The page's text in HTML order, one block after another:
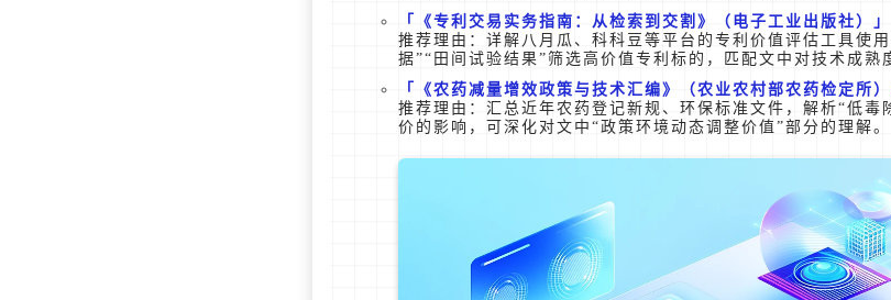
《专利交易实务指南：从检索到交割》（电子工业出版社）
推荐理由：详解八月瓜、科科豆等平台的专利价值评估工具使
据”“田间试验结果”筛选高价值专利标的，匹配文中对技术成熟
《农药减量增效政策与技术汇编》（农业农村部农药检定所）
推荐理由：汇总近年农药登记新规、环保标准文件，解析“低毒
价的影响，可深化对文中“政策环境动态调整价值”部分的理解。